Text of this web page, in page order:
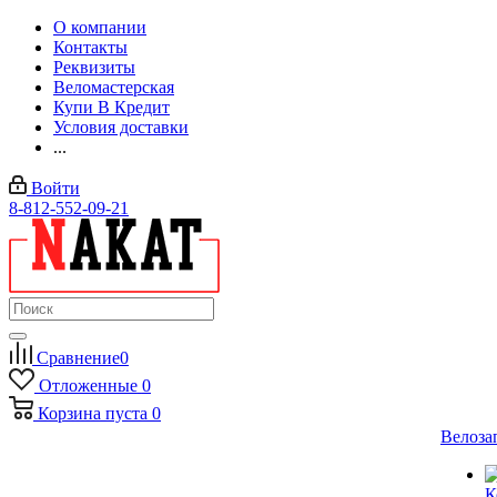
О компании
Контакты
Реквизиты
Веломастерская
Купи В Кредит
Условия доставки
...
Войти
8-812-552-09-21
Сравнение0
Отложенные 0
Корзина пуста 0